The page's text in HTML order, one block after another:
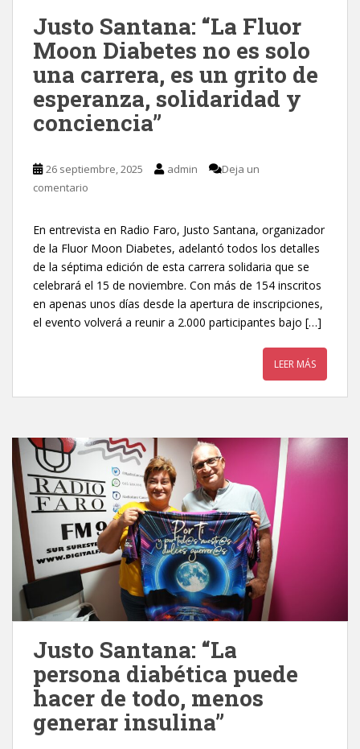
Justo Santana: “La Fluor
Moon Diabetes no es solo
una carrera, es un grito de
esperanza, solidaridad y
conciencia”
26 septiembre, 2025 admin
Deja un
comentario
En entrevista en Radio Faro, Justo Santana, organizador
de la Fluor Moon Diabetes, adelantó todos los detalles
de la séptima edición de esta carrera solidaria que se
celebrará el 15 de noviembre. Con más de 154 inscritos
en apenas unos días desde la apertura de inscripciones,
el evento volverá a reunir a 2.000 participantes bajo […]
LEER MÁS
Justo Santana: “La
persona diabética puede
hacer de todo, menos
generar insulina”